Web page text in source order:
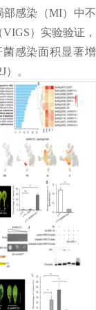
部感染（MI）中不
）实验验证，
感染面积显著增
。